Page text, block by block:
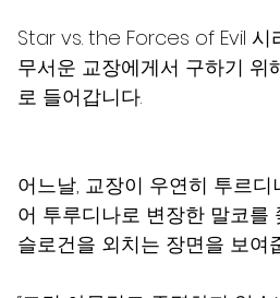
Star vs. the Forces of Evil
무서운 교장에게서 구하기
로 들어갑니다.
어느날, 교장이 우연히 투르
어 투루디나로 변장한 말코를
슬로건을 외치는 장면을 보여